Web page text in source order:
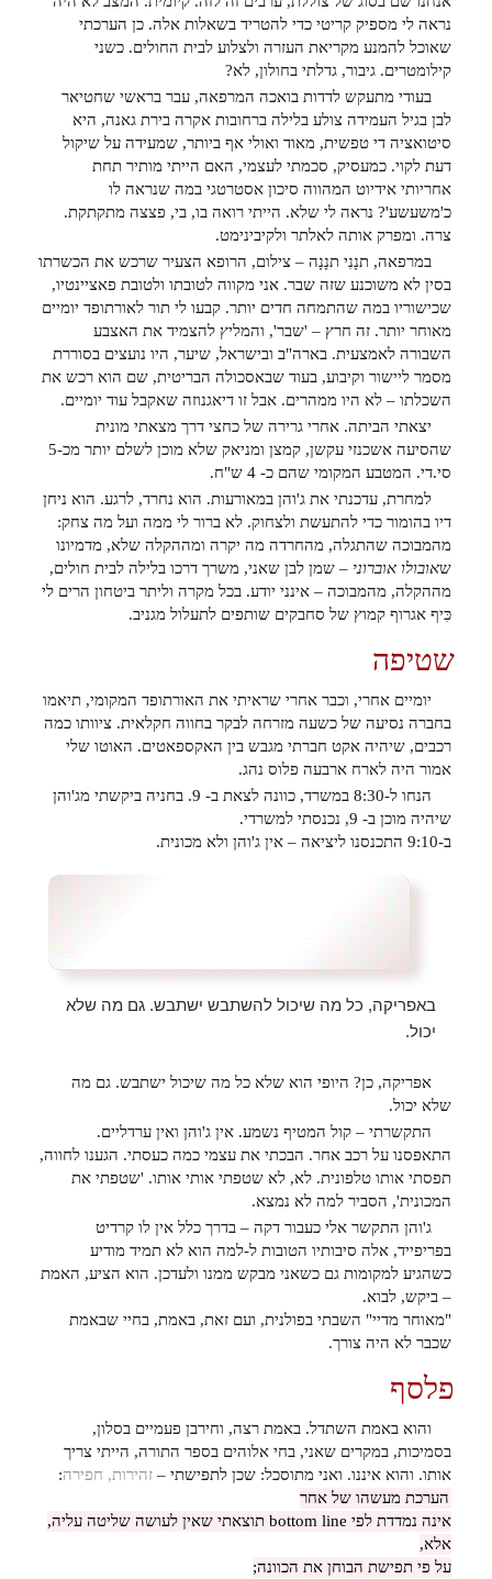
נראה לי מספיק קריטי כדי להטריד בשאלות אלה. כן הערכתי
שאוכל להמנע מקריאת העזרה ולצלוע לבית החולים. כשני
קילומטרים. גיבור, גדלתי בחולון, לא?
בעודי מתעקש לדדות בואכה המרפאה, עבר בראשי שחטיאר
לבן בגיל העמידה צולע בלילה ברחובות אקרה בירת גאנה, היא
סיטואציה די טפשית, מאוד ואולי אף ביותר, שמעידה על שיקול
דעת לקוי. כמעסיק, סכמתי לעצמי, האם הייתי מותיר תחת
אחריותי אידיוט המהווה סיכון אסטרטגי במה שנראה לו
כ'משעשע'? נראה לי שלא. הייתי רואה בו, בי, פצצה מתקתקת.
צרה. ומפרק אותה לאלתר ולקיבינימט.
במרפאה, תנָנִי תנָנָה – צילום, הרופא הצעיר שרכש את הכשרתו
בסין לא משוכנע שזה שבר. אני מקווה לטובתו ולטובת פאציינטיו,
שכישוריו במה שהתמחה חדים יותר. קבעו לי תור לאורתופד יומיים
מאוחר יותר. זה חרץ – 'שבר', והמליץ להצמיד את האצבע
השבורה לאמצעית. בארה"ב ובישראל, שיער, היו נועצים בסוררת
מסמר ליישור וקיבוע, בעוד שבאסכולה הבריטית, שם הוא רכש את
השכלתו – לא היו ממהרים. אבל זו דיאגנוזה שאקבל עוד יומיים.
יצאתי הביתה. אחרי גרירה של כחצי דרך מצאתי מונית
שהסיעה אשכנזי עקשן, קמצן ומניאק שלא מוכן לשלם יותר מכ-5
סי.די. המטבע המקומי שהם כ- 4 ש"ח.
למחרת, עדכנתי את ג'והן במאורעות. הוא נחרד, לרגע. הוא ניחן
דיו בהומור כדי להתעשת ולצחוק. לא ברור לי ממה ועל מה צחק:
מהמבוכה שהתגלה, מהחרדה מה יקרה ומההקלה שלא, מדמיונו
שאובולו אוברוני – שמן לבן שאני, משרך דרכו בלילה לבית חולים,
מההקלה, מהמבוכה – אינני יודע. בכל מקרה וליתר ביטחון הרים לי
כִּיף אגרוף קמוץ של סחבקים שותפים לתעלול מגניב.
שטיפה
יומיים אחרי, וכבר אחרי שראיתי את האורתופד המקומי, תיאמו
בחברה נסיעה של כשעה מזרחה לבקר בחווה חקלאית. ציוותו כמה
רכבים, שיהיה אקט חברתי מגבש בין האקספאטים. האוטו שלי
אמור היה לארח ארבעה פלוס נהג.
הנחו ל-8:30 במשרד, כוונה לצאת ב- 9. בחניה ביקשתי מג'והן
שיהיה מוכן ב- 9, נכנסתי למשרדי.
ב-9:10 התכנסנו ליציאה – אין ג'והן ולא מכונית.
באפריקה, כל מה שיכול להשתבש ישתבש. גם מה שלא
יכול.
אפריקה, כן? היופי הוא שלא כל מה שיכול ישתבש. גם מה
שלא יכול.
התקשרתי – קול המטיף נשמע. אין ג'והן ואין ערדליים.
התאפסנו על רכב אחר. הבכתי את עצמי כמה כעסתי. הגענו לחווה,
תפסתי אותו טלפונית. לא, לא שטפתי אותי אותו. 'שטפתי את
המכונית', הסביר למה לא נמצא.
ג'והן התקשר אלי כעבור דקה – בדרך כלל אין לו קרדיט
בפריפייד, אלה סיבותיו הטובות ל-למה הוא לא תמיד מודיע
כשהגיע למקומות גם כשאני מבקש ממנו ולעדכן. הוא הציע, האמת
– ביקש, לבוא.
"מאוחר מדיי" השבתי בפולנית, ועם זאת, באמת, בחיי שבאמת
שכבר לא היה צורך.
פלסף
והוא באמת השתדל. באמת רצה, וחירבן פעמיים בסלון,
בסמיכות, במקרים שאני, בחי אלוהים בספר התורה, הייתי צריך
אותו. והוא איננו. ואני מתוסכל: שכן לתפישתי – זהירות, חפירה:
הערכת מעשהו של אחר
אינה נמדדת לפי bottom line תוצאתי שאין לעושה שליטה עליה,
אלא,
על פי תפישת הבוחן את הכוונה;